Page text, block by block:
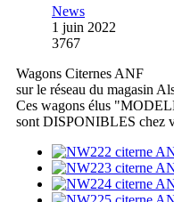
News
1 juin 2022
3767
Wagons Citernes ANF
sur le réseau du magasin
Ces wagons élus
sont DISPONIBLES chez